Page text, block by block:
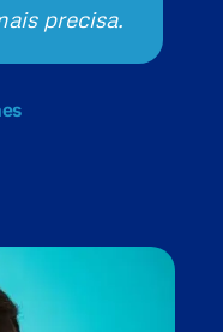
precisa.